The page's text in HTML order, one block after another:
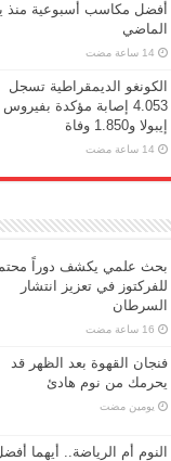
أفضل مكاسب أسبوعية منذ
الماضي
الكونغو الديمقراطية تسجل
4.053 إصابة مؤكدة بفيروس
إيبولا و1.850 وفاة
بحث علمي يكشف دوراً
للفركتوز في تعزيز انتشار
السرطان
فنجان القهوة بعد الظهر قد
يحرمك من نوم هادئ
‏يومين مضت
النوم أم الرياضة.. أيهما